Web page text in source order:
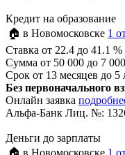
Кредит на образование
🏠 в Новомосковске 1
Ставка от 22.4 до 41.1 %
Сумма от 50 000 до 7
Срок от 13 месяцев до 5
Без первоначального
Онлайн заявка
Альфа-Банк Лиц. №:
Деньги до зарплаты
🏠 в Новомосковске 1